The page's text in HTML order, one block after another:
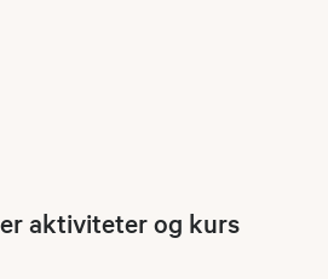
aktiviteter og kurs